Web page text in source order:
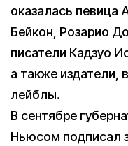
оказалась певица
Бейкон, Розарио
писатели Кадзуо
а также издатели,
лейблы.
В сентябре
Ньюсом подпиcал